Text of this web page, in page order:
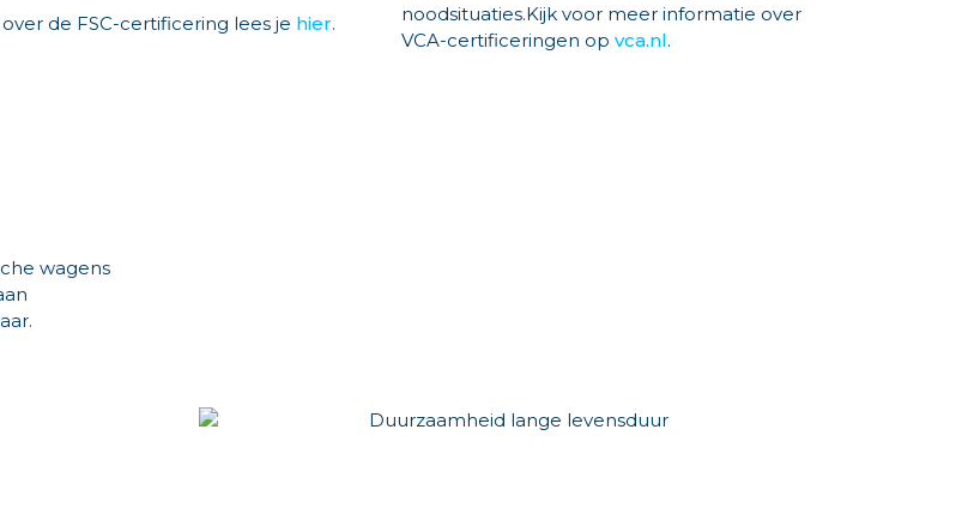
de FSC-certificering lees je hier.
noodsituaties.Kijk voor meer informatie over
VCA-certificeringen opvca.nl.
wagens